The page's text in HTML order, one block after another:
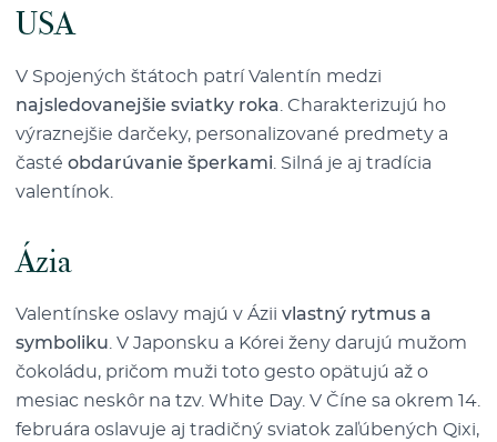
USA
V Spojených štátoch patrí Valentín medzi
najsledovanejšie sviatky roka . Charakterizujú ho
výraznejšie darčeky, personalizované predmety a
časté obdarúvanie šperkami . Silná je aj tradícia
valentínok.
Ázia
Valentínske oslavy majú v Ázii vlastný rytmus a
symboliku . V Japonsku a Kórei ženy darujú mužom
čokoládu, pričom muži toto gesto opätujú až o
mesiac neskôr na tzv. White Day. V Číne sa okrem 14.
februára oslavuje aj tradičný sviatok zaľúbených Qixi,